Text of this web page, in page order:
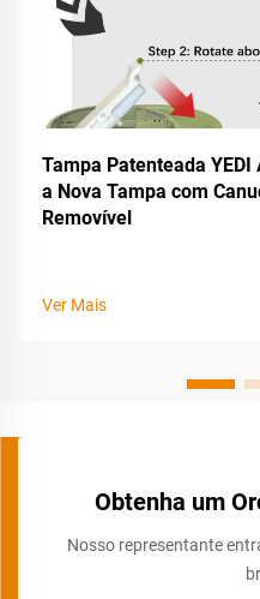
Tampa Patenteada
a Nova Tampa com
Removível
Ver Mais
Obtenha um
Nosso representante